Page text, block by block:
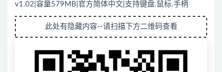
v1.02|容量579MB|官方简体中文|支持键盘.鼠标.手柄
此处有隐藏内容--请扫描下方二维码查看